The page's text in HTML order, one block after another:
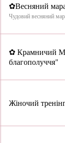
✿Весняний
Чудовий весняний
✿ Крамничий
благополуччя"
Жіночий